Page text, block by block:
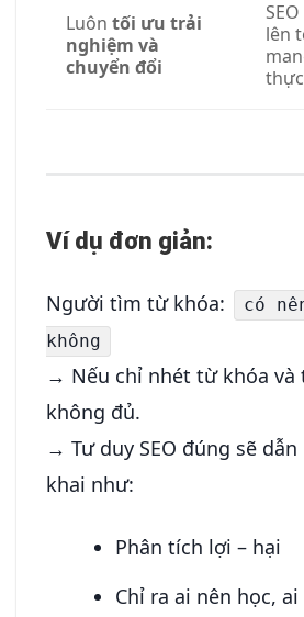
Luôn tối ưu trải
nghiệm và
chuyển đổi
lên
thực
Ví dụ đơn giản:
Người tìm từ khóa:
có
không
→ Nếu chỉ nhét từ khóa và
không đủ.
→ Tư duy SEO đúng sẽ
khai như:
Phân tích lợi – hại
Chỉ ra ai nên học,